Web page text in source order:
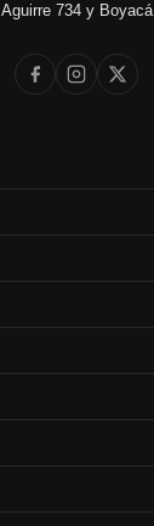
Aguirre 734 y Boyacá